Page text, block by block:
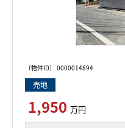
〔物件ID〕 0000014894
売地
1,950 万円